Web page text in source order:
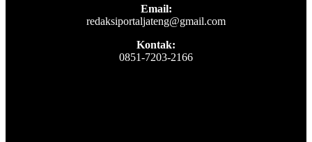
Email:
redaksiportaljateng@gmail.com
Kontak:
0851-7203-2166